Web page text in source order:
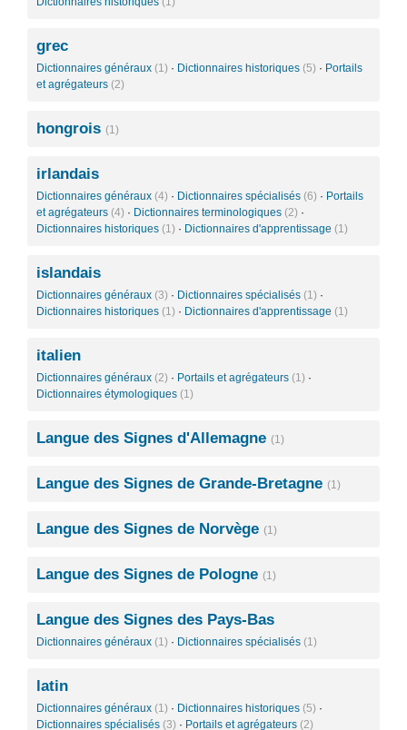
grec
Dictionnaires généraux (1) · Dictionnaires historiques (5) · Portails
et agrégateurs (2)
hongrois (1)
irlandais
Dictionnaires généraux (4) · Dictionnaires spécialisés (6) · Portails
et agrégateurs (4) · Dictionnaires terminologiques (2) ·
Dictionnaires historiques (1) · Dictionnaires d'apprentissage (1)
islandais
Dictionnaires généraux (3) · Dictionnaires spécialisés (1) ·
Dictionnaires historiques (1) · Dictionnaires d'apprentissage (1)
italien
Dictionnaires généraux (2) · Portails et agrégateurs (1) ·
Dictionnaires étymologiques (1)
Langue des Signes d'Allemagne (1)
Langue des Signes de Grande-Bretagne (1)
Langue des Signes de Norvège (1)
Langue des Signes de Pologne (1)
Langue des Signes des Pays-Bas
Dictionnaires généraux (1) · Dictionnaires spécialisés (1)
latin
Dictionnaires généraux (1) · Dictionnaires historiques (5) ·
Dictionnaires spécialisés (3) · Portails et agrégateurs (2)